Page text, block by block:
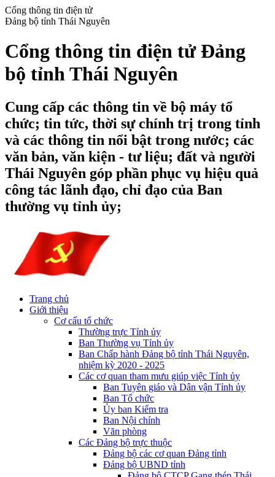
Cổng thông tin điện tử
Đảng bộ tỉnh Thái Nguyên
Cổng thông tin điện tử Đảng
bộ tỉnh Thái Nguyên
Cung cấp các thông tin về bộ máy tổ
chức; tin tức, thời sự chính trị trong tỉnh
và các thông tin nổi bật trong nước; các
văn bản, văn kiện - tư liệu; đất và người
Thái Nguyên góp phần phục vụ hiệu quả
công tác lãnh đạo, chỉ đạo của Ban
thường vụ tỉnh ủy;
Trang chủ
Giới thiệu
Cơ cấu tổ chức
Thường trực Tỉnh ủy
Ban Thường vụ Tỉnh ủy
Ban Chấp hành Đảng bộ tỉnh Thái Nguyên,
nhiệm kỳ 2020 - 2025
Các cơ quan tham mưu giúp việc Tỉnh ủy
Ban Tuyên giáo và Dân vận Tỉnh ủy
Ban Tổ chức
Ủy ban Kiểm tra
Ban Nội chính
Văn phòng
Các Đảng bộ trực thuộc
Đảng bộ các cơ quan Đảng tỉnh
Đảng bộ UBND tỉnh